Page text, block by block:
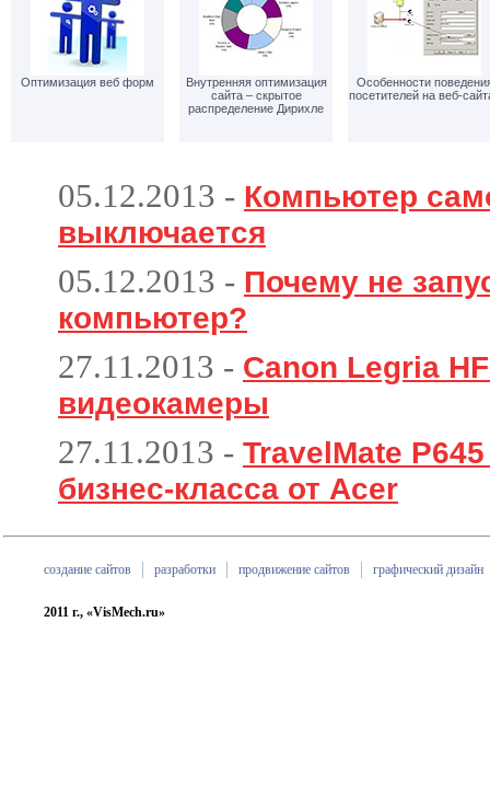
Оптимизация веб форм
Внутренняя оптимизация
сайта – скрытое
распределение Дирихле
Особенности
посетителей на веб-
05.12.2013 - Компьютер
выключается
05.12.2013 - Почему не
компьютер?
27.11.2013 - Canon Legria
видеокамеры
27.11.2013 - TravelMate
бизнес-класса от Acer
создание сайтов разработки продвижение сайтов графический дизайн
2011 г., «VisMech.ru»